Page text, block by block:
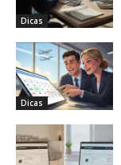
Dicas
Dicas